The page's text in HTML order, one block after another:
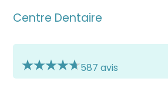
Centre Dentaire
587 avis